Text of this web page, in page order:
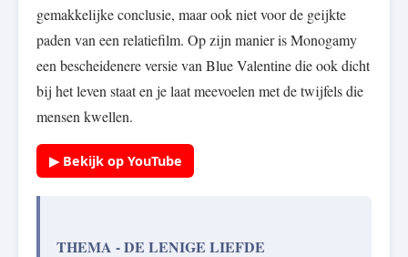
gemakkelijke conclusie, maar ook niet voor de geijkte
paden van een relatiefilm. Op zijn manier is Monogamy
een bescheidenere versie van Blue Valentine die ook dicht
bij het leven staat en je laat meevoelen met de twijfels die
mensen kwellen.
▶ Bekijk op YouTube
THEMA - DE LENIGE LIEFDE